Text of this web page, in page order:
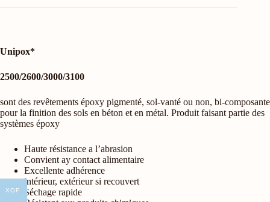
Unipox*
2500/2600/3000/3100
sont des revêtements époxy pigmenté, sol-vanté ou non, bi-composante
pour la finition des sols en béton et en métal. Produit faisant partie des
systèmes époxy
Haute résistance a l’abrasion
Convient ay contact alimentaire
Excellente adhérence
intérieur, extérieur si recouvert
Séchage rapide
XOF